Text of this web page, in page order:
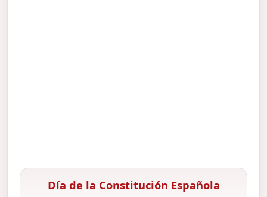
Día de la Constitución Española